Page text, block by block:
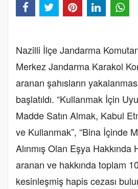
Nazilli İlçe Jandarma
Merkez Jandarma Karakol
aranan şahısların
başlatıldı. “Kullanmak İçin
Madde Satın Almak, Kabul
ve Kullanmak”, “Bina İçinde
Alınmış Olan Eşya Hakkında
aranan ve hakkında toplam
kesinleşmiş hapis cezası